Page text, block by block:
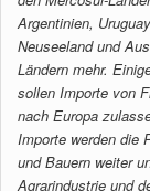
Argentinien,
Neuseeland und
Ländern mehr.
sollen Importe von
nach Europa
Importe werden die
und Bauern weiter
Agrarindustrie und